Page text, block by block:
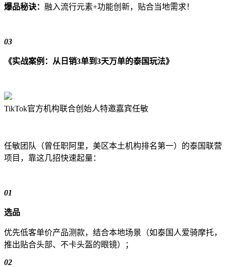
爆品秘诀： 融入流行元素+功能创新，贴合当地需求！
03
《实战案例：从日销3单到3天万单的泰国玩法》
TikTok官方机构联合创始人特邀嘉宾任敏
任敏团队（曾任职阿里，美区本土机构排名第一）的泰国联营
项目，靠这几招快速起量：
01
选品
优先低客单价产品测款，结合本地场景（如泰国人爱骑摩托，
推出贴合头部、不卡头盔的眼镜）；
02